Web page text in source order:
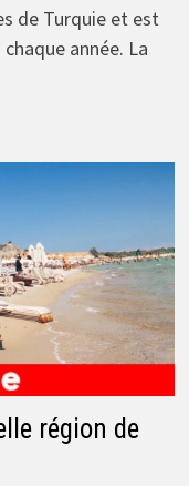
de Turquie et est
année. La
région de